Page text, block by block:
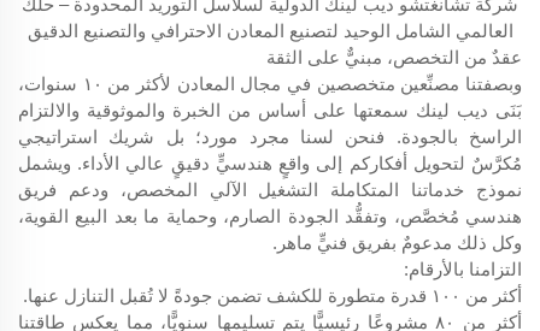
شركة تشانغتشو ديب لينك الدولية لسلاسل التوريد المحدودة – حلّك
العالمي الشامل الوحيد لتصنيع المعادن الاحترافي والتصنيع الدقيق
عقدٌ من التخصص، مبنيٌّ على الثقة
وبصفتنا مصنِّعين متخصصين في مجال المعادن لأكثر من ١٠ سنوات،
بَنَى ديب لينك سمعتها على أساس من الخبرة والموثوقية والالتزام
الراسخ بالجودة. فنحن لسنا مجرد مورد؛ بل شريك استراتيجي
مُكرَّسٌ لتحويل أفكاركم إلى واقعٍ هندسيٍّ دقيقٍ عالي الأداء. ويشمل
نموذج خدماتنا المتكاملة التشغيل الآلي المخصص، ودعم فريق
هندسي مُخصَّص، وتفقُّد الجودة الصارم، وحماية ما بعد البيع القوية،
وكل ذلك مدعومٌ بفريق فنيٍّ ماهر.
التزامنا بالأرقام:
أكثر من ١٠٠ قدرة متطورة للكشف تضمن جودةً لا تُقبل التنازل عنها.
أكثر من ٨٠ مشروعًا رئيسيًّا يتم تسليمها سنويًّا، مما يعكس طاقتنا